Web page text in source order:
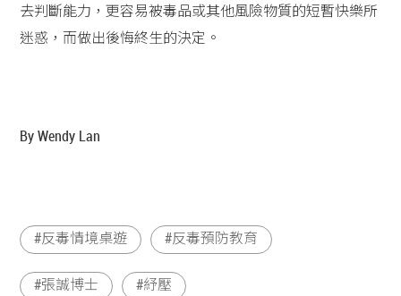
去判斷能力，更容易被毒品或其他風險物質的短暫快樂所
迷惑，而做出後悔終生的決定。
By Wendy Lan
反毒情境桌遊 反毒預防教育
張誠博士 紓壓